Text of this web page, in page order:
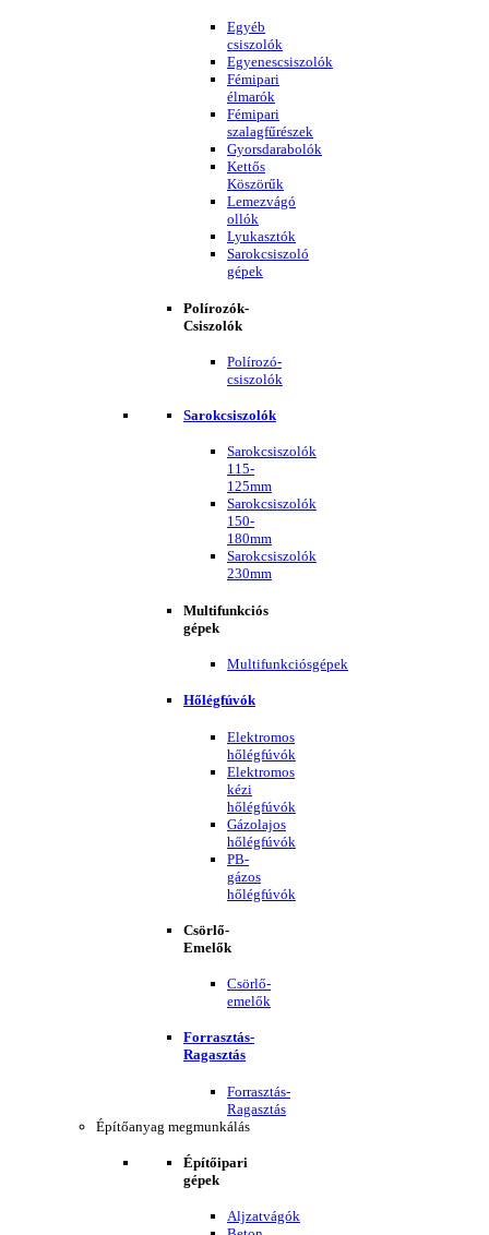
Egyéb
csiszolók
Egyenescsiszolók
Fémipari
élmarók
Fémipari
szalagfűrészek
Gyorsdarabolók
Kettős
Köszörűk
Lemezvágó
ollók
Lyukasztók
Sarokcsiszoló
gépek
Polírozók-
Csiszolók
Polírozó-
csiszolók
Sarokcsiszolók
Sarokcsiszolók
115-
125mm
Sarokcsiszolók
150-
180mm
Sarokcsiszolók
230mm
Multifunkciós
gépek
Multifunkciósgépek
Hőlégfúvók
Elektromos
hőlégfúvók
Elektromos
kézi
hőlégfúvók
Gázolajos
hőlégfúvók
PB-
gázos
hőlégfúvók
Csörlő-
Emelők
Csörlő-
emelők
Forrasztás-
Ragasztás
Forrasztás-
Ragasztás
Építőanyag megmunkálás
Építőipari
gépek
Aljzatvágók